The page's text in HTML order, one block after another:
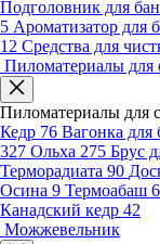
Подголовник для
5 Ароматизатор для
12 Средства для
Пиломатериалы для
Пиломатериалы для
Кедр 76 Вагонка для
327 Ольха 275 Брус
Терморадиата 90
Осина 9 Термоабаш
Канадский кедр 42
Можжевельник